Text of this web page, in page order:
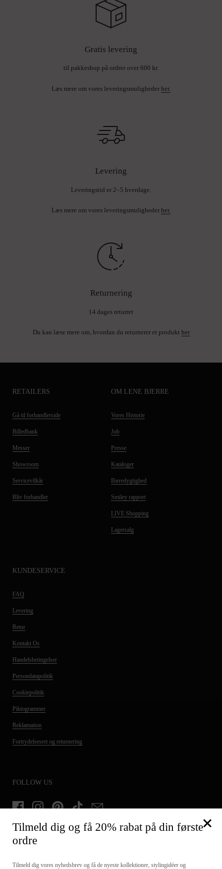
Gratis levering
til pakkeshop på ordrer over 600 kr.
Læs mere om vores leveringsmuligheder her.
Levering
Leveringstid er 2–5 hverdage.
Læs mere om vores leveringsmuligheder her.
Returnering
14 dages returret
Du kan læse mere om, hvordan du returnerer et produkt her
RETAILERS
Gå til forhandlerside
Billedbank
Messer
Showroom
Servicevilkår
Bliv forhandler
OM LENE BJERRE
Vores Historie
Job
Presse
Kataloger
Bæredygtighed
Smiley rapport
LIVE Shopping
Lagersalg
KUNDESERVICE
FAQ
Levering
Retur
Kontakt Os
Handelsbetingelser
Persondatapolitik
Cookiepolitik
Piktogrammer
Reklamation
Fortrydelsesret og returnering
FOLLOW US
TILMELD DIG OG FÅ 20% PÅ DIN FØRSTE ORDRE
Tilmeld dig og få 20% rabat på din første
ordre
Tilmeld dig vores nyhedsbrev og få de nyeste kollektioner, stylingidéer og